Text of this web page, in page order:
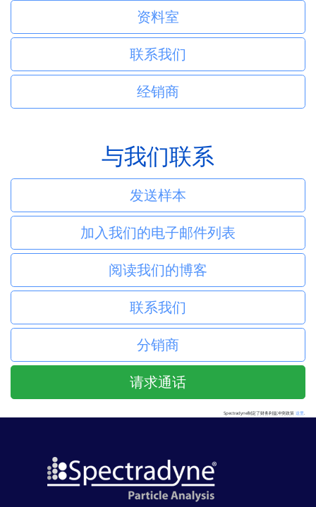
资料室
联系我们
经销商
与我们联系
发送样本
加入我们的电子邮件列表
阅读我们的博客
联系我们
分销商
请求通话
Spectradyne制定了财务利益冲突政策 这里